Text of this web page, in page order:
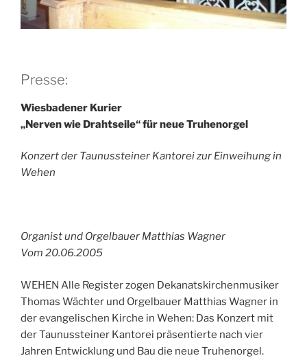
Presse:
Wiesbadener Kurier
„Nerven wie Drahtseile“ für neue Truhenorgel
Konzert der Taunussteiner Kantorei zur Einweihung in
Wehen
Organist und Orgelbauer Matthias Wagner
Vom 20.06.2005
WEHEN Alle Register zogen Dekanatskirchenmusiker
Thomas Wächter und Orgelbauer Matthias Wagner in
der evangelischen Kirche in Wehen: Das Konzert mit
der Taunussteiner Kantorei präsentierte nach vier
Jahren Entwicklung und Bau die neue Truhenorgel.